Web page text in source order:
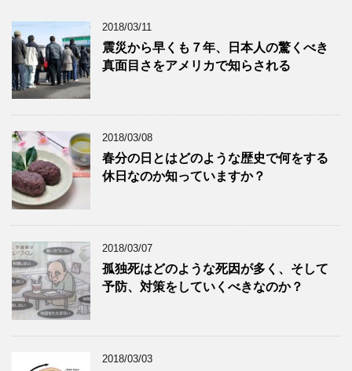
2018/03/11
震災から早くも７年、日本人の驚くべき
真面目さをアメリカで知らされる
2018/03/08
春分の日とはどのような歴史で何をする
休日なのか知っていますか？
2018/03/07
孤独死はどのような死因が多く、そして
予防、対策をしていくべきなのか？
2018/03/03